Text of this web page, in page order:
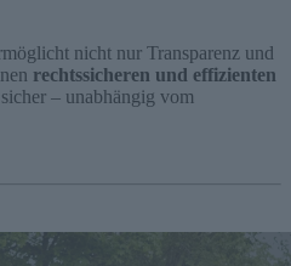
nicht nur Transparenz und
rechtssicheren und effizienten
– unabhängig vom